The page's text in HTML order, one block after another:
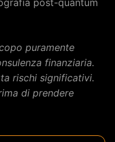
post-quantum
puramente
finanziaria.
rischi significativi.
di prendere